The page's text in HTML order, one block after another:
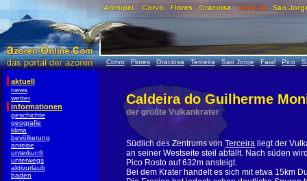
Corvo Flores Graciosa Terceira Sao Jorge Faial Pico
aktuell
news
wetter
informationen
geschichte
geografie
klima
bevölkerung
anreise
unterkunft
unterwegs
aktivurlaub
baden
Caldeira do Guilherme
der größte Vulkankrater
Südlich des Zentrums von Terceira liegt der
an seiner Westseite steil abfällt. Nach süden
Pico Rosto auf 632m ansteigt.
Bei dem Krater handelt es sich mit etwa 15km